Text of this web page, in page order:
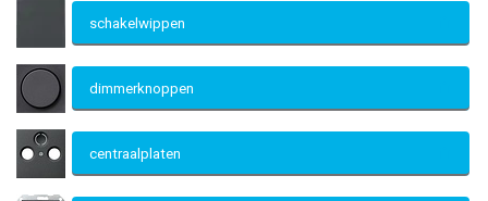
schakelwippen
dimmerknoppen
centraalplaten